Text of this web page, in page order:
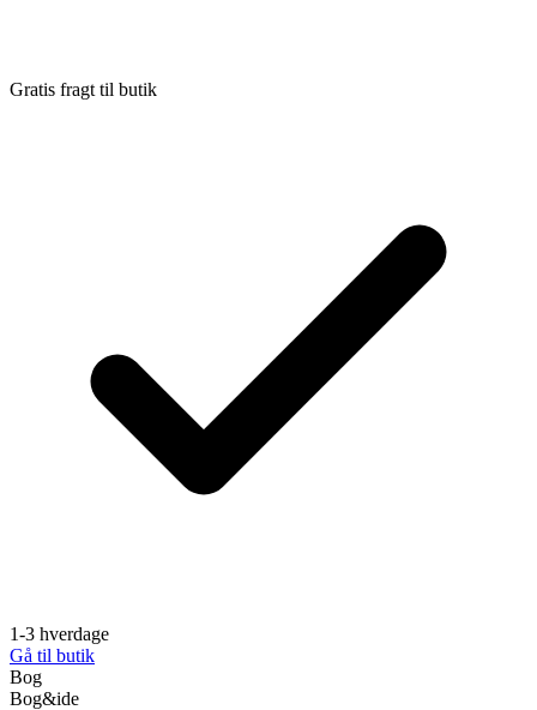
Gratis fragt til butik
1-3 hverdage
Gå til butik
Bog
Bog&ide